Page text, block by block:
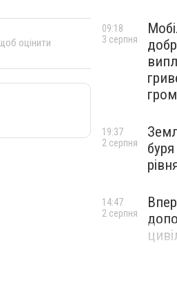
оцінити
09:18
3 серпня
19:37
2 серпня
14:47
2 серпня